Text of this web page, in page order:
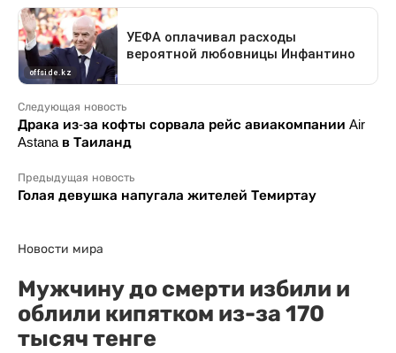
Следующая новость
Драка из-за кофты сорвала рейс авиакомпании Air
Astana в Таиланд
Предыдущая новость
Голая девушка напугала жителей Темиртау
Новости мира
Мужчину до смерти избили и
облили кипятком из-за 170
тысяч тенге